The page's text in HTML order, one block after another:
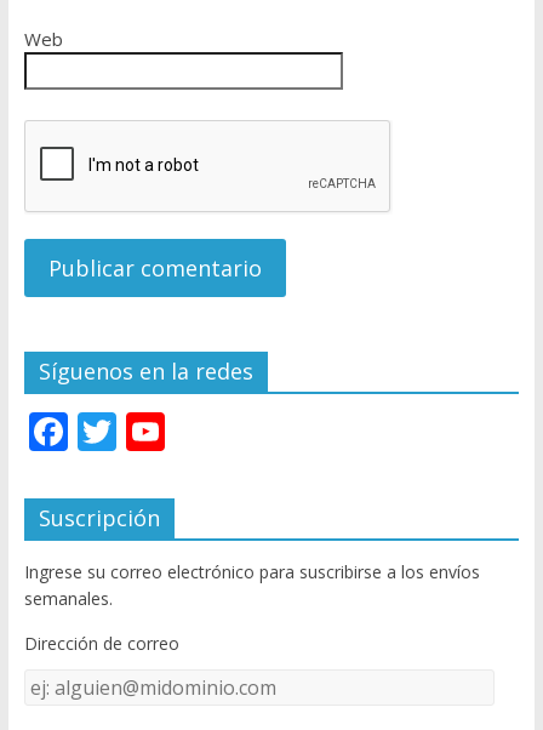
Web
Síguenos en la redes
F
e
b
o
o
k
T
itt
er
Y
u
T
u
e
C
Suscripción
Ingrese su correo electrónico para suscribirse a los envíos
semanales.
Dirección de correo
Dirección
de